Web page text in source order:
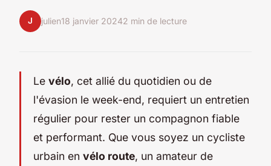
J julien18 janvier 20242 min de lecture
Le vélo, cet allié du quotidien ou de
l'évasion le week-end, requiert un entretien
régulier pour rester un compagnon fiable
et performant. Que vous soyez un cycliste
urbain en vélo route, un amateur de